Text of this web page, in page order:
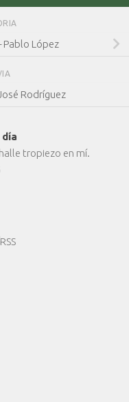
Pablo López
Rodríguez
tropiezo en mí.